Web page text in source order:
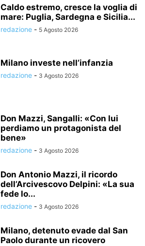
Caldo estremo, cresce la voglia di
mare: Puglia, Sardegna e Sicilia...
redazione - 5 Agosto 2026
Milano investe nell’infanzia
redazione - 3 Agosto 2026
Don Mazzi, Sangalli: «Con lui
perdiamo un protagonista del
bene»
redazione - 3 Agosto 2026
Don Antonio Mazzi, il ricordo
dell’Arcivescovo Delpini: «La sua
fede lo...
redazione - 3 Agosto 2026
Milano, detenuto evade dal San
Paolo durante un ricovero